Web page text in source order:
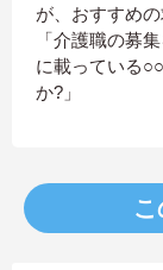
が、おすすめの
「介護職の募
に載っている
か?」